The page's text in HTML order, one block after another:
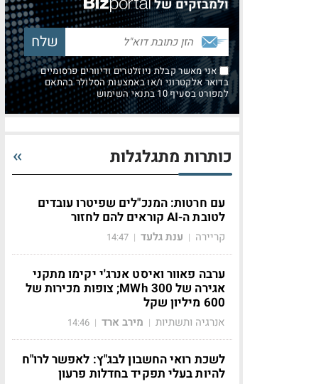
ולמבזקים של
אני מאשר קבלת ניוזלטרים ודיוורים פרסומיים
בדואר אלקטרוני ו/או באמצעות הסלולר בהתאם
למפורט בסעיף 10 בתנאי השימוש
כותרות מתגלגלות
עם חרטות: המנכ"לים שפיטרו עובדים
לטובת ה-AI קוראים להם לחזור
קריירה | ענת גלעד |
14:47
ערבה פאוור ואיסט אנרג'י יקימו מתקני
אגירה של 300 MWh; צופות מכירות של
600 מיליון שקל
אנרגיה ותשתיות | מירב ארד |
14:46
לשכת רואי החשבון לבג"ץ: לאפשר לרו"ח
להיות בעלי תפקיד בחדלות פרעון